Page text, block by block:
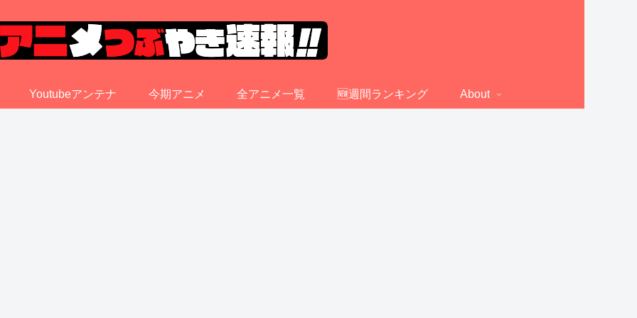
Youtubeアンテナ 今期アニメ 全アニメ一覧 🆕週間ランキング About